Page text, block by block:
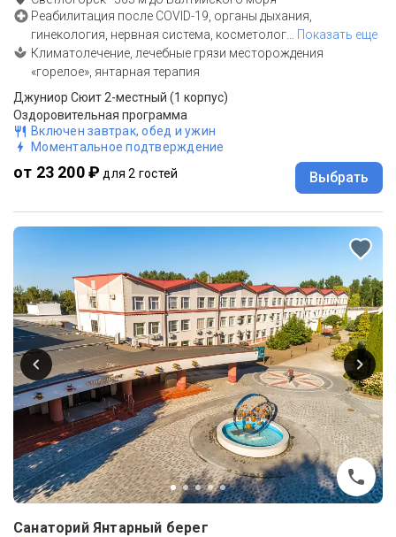
Реабилитация после COVID-19, органы дыхания,
гинекология, нервная система, косметолог
Показать еще
Климатолечение, лечебные грязи месторождения
«горелое», янтарная терапия
Джуниор Сюит 2-местный (1 корпус)
Оздоровительная программа
Включен завтрак, обед и ужин
Моментальное подтверждение
от 23 200 ₽ для 2 гостей Выбрать
Санаторий Янтарный берег